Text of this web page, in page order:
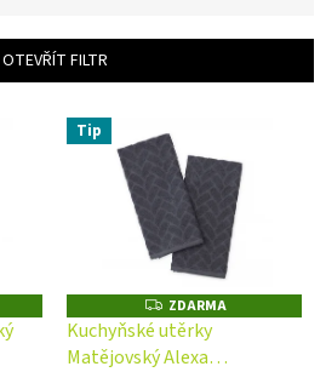
OTEVŘÍT FILTR
Tip
Z
D
A
R
ZDARMA
Kuchyňské utěrky
Matějovský Alexa